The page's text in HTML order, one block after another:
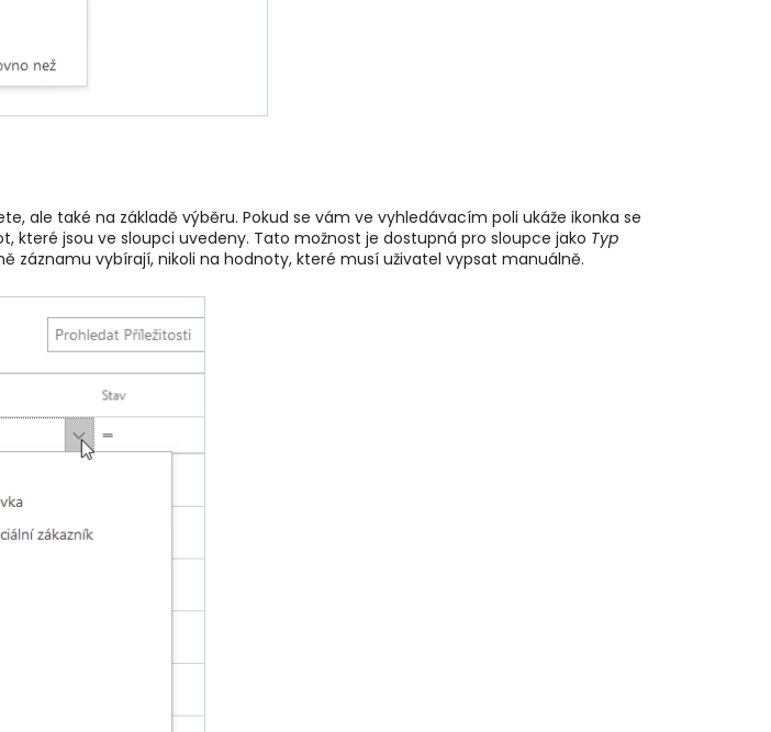
ale také na základě výběru. Pokud se vám ve vyhledávacím poli ukáže ikonka se
které jsou ve sloupci uvedeny. Tato možnost je dostupná pro sloupce jako Typ
záznamu vybírají, nikoli na hodnoty, které musí uživatel vypsat manuálně.